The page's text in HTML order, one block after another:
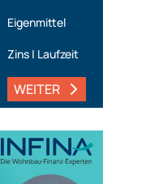
Eigenmittel
Zins | Laufzeit
WEITER